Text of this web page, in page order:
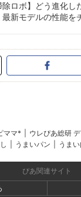
除ロボ】どう進化
最新モデルの性能を
ママ* ウレぴあ総研
うまいパン うま
ぴあ関連サイト